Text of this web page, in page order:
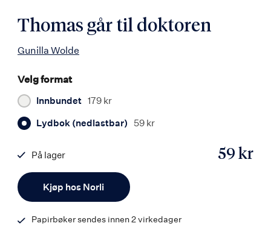
Thomas går til doktoren
Gunilla Wolde
Velg format
Innbundet 179 kr
Lydbok (nedlastbar)
59 kr
Kjøp hos Norli
59 kr
På lager
9788203377143
Papirbøker sendes innen 2 virkedager